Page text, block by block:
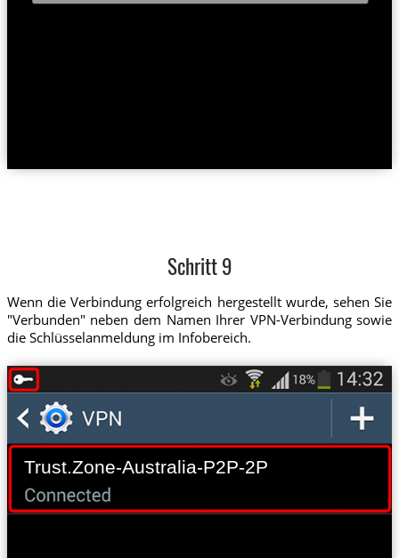
Schritt 9
Wenn die Verbindung erfolgreich hergestellt wurde, sehen Sie
"Verbunden" neben dem Namen Ihrer VPN-Verbindung sowie
die Schlüsselanmeldung im Infobereich.
Trust.Zone-Australia-P2P-2P